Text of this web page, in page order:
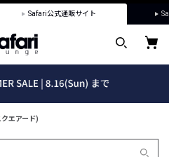
Safari公式通販サイト
エアード)